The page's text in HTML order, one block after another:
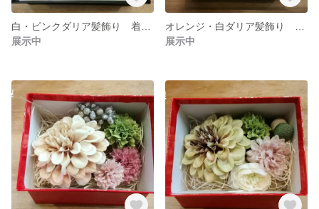
展示中
展示中